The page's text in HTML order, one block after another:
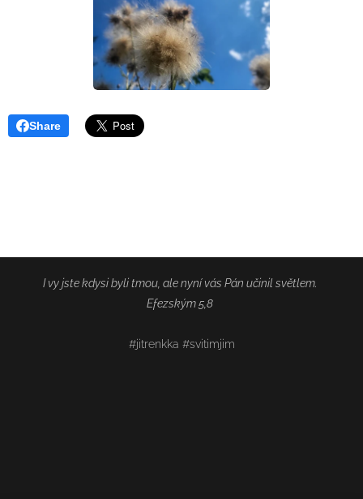
Share
I vy jste kdysi byli tmou, ale nyní vás Pán učinil světlem.
Efezským 5,8
#jitrenkka #svitimjim